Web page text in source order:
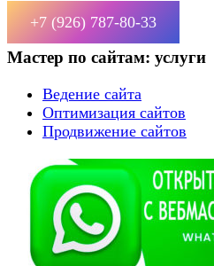
+7 (926) 787-80-33
Мастер по сайтам: услуги
Ведение сайта
Оптимизация сайтов
Продвижение сайтов